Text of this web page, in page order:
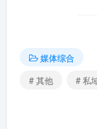
媒体综合
# 其他
# 私